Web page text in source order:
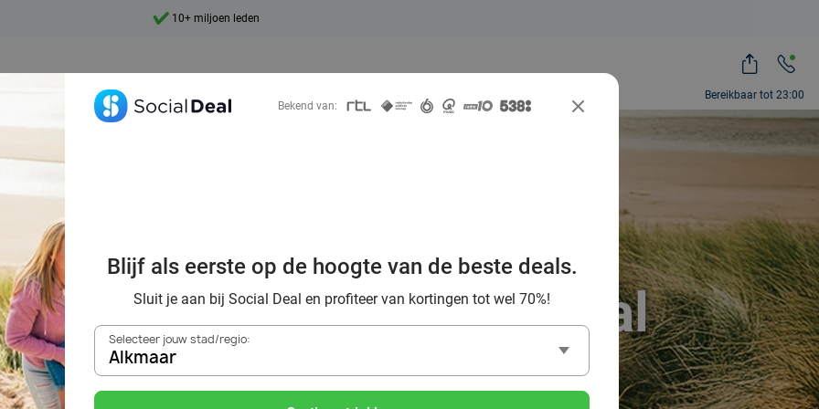
Bereikbaar tot 23:00
in Nederland: ontdek de
plekken, natuur en
samen met Social Deal
Bekend van:
Blijf als eerste op de hoogte van de beste deals.
Sluit je aan bij Social Deal en profiteer van kortingen tot wel 70%!
Selecteer jouw stad/regio:
Alkmaar